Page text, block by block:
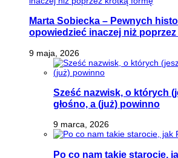
Marta Sobiecka – Pewnych
opowiedzieć inaczej niż
9 maja, 2026
Sześć nazwisk, o których
głośno, a (już) powinno
9 marca, 2026
Po co nam takie starocie,